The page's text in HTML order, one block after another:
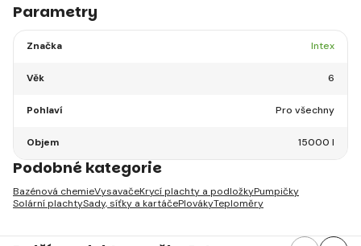
Parametry
Značka Intex
Věk 6
Pohlaví Pro všechny
Objem 15000 l
Podobné kategorie
Bazénová chemieVysavačeKrycí plachty a podložkyPumpičky
Solární plachtySady, síťky a kartáčePlovákyTeploměry